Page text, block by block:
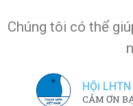
Chúng tôi có thể
HỘi
CẢM ƠN